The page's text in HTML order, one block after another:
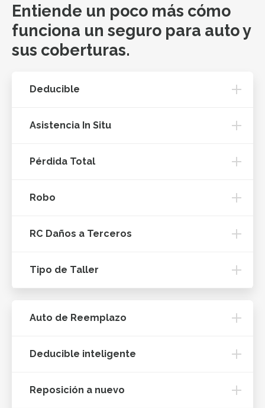
Entiende un poco más cómo
funciona un seguro para auto y
sus coberturas.
Deducible
Asistencia In Situ
Pérdida Total
Robo
RC Daños a Terceros
Tipo de Taller
Auto de Reemplazo
Deducible inteligente
Reposición a nuevo